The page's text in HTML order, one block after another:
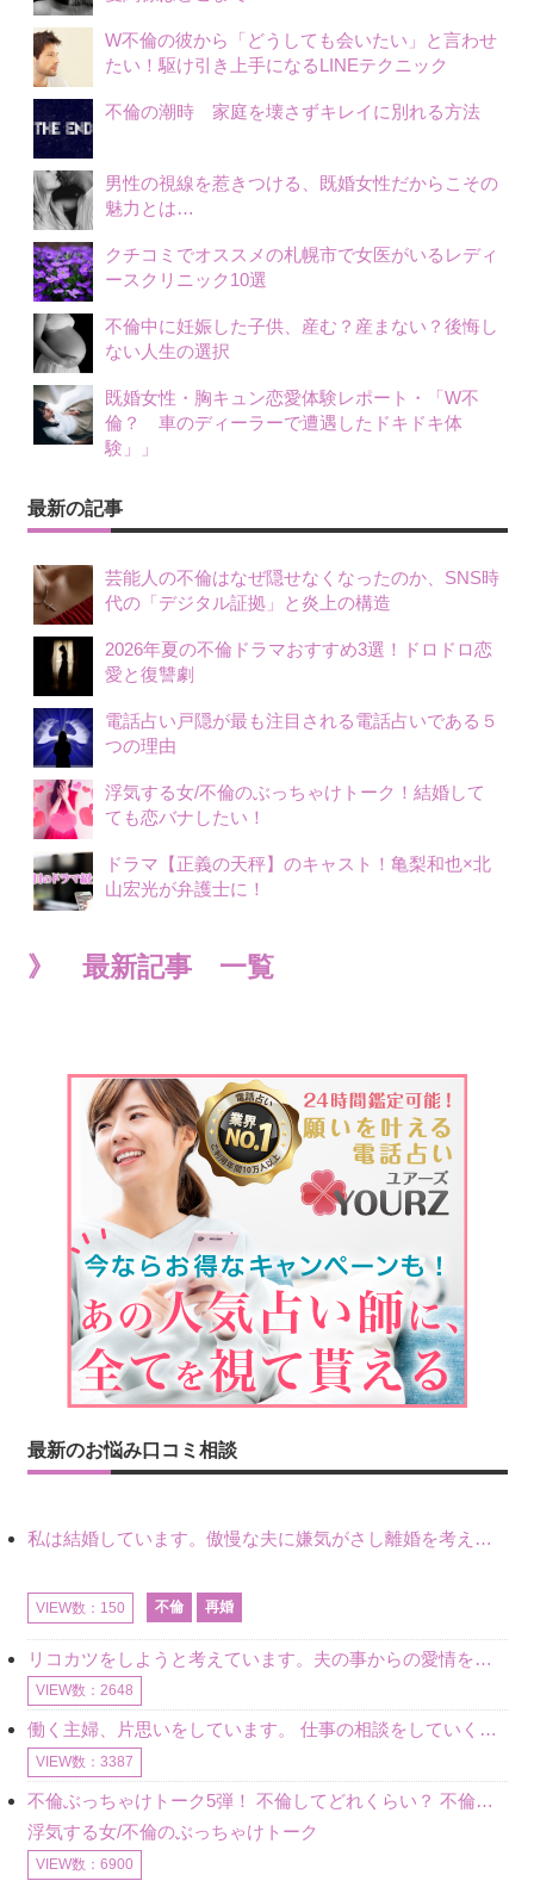
W不倫の彼から「どうしても会いたい」と言わせ
たい！駆け引き上手になるLINEテクニック
不倫の潮時 家庭を壊さずキレイに別れる方法
男性の視線を惹きつける、既婚女性だからこその
魅力とは…
クチコミでオススメの札幌市で女医がいるレディ
ースクリニック10選
不倫中に妊娠した子供、産む？産まない？後悔し
ない人生の選択
既婚女性・胸キュン恋愛体験レポート・「W不
倫？ 車のディーラーで遭遇したドキドキ体
験」」
最新の記事
芸能人の不倫はなぜ隠せなくなったのか、SNS時
代の「デジタル証拠」と炎上の構造
2026年夏の不倫ドラマおすすめ3選！ドロドロ恋
愛と復讐劇
電話占い戸隠が最も注目される電話占いである５
つの理由
浮気する女/不倫のぶっちゃけトーク！結婚して
ても恋バナしたい！
ドラマ【正義の天秤】のキャスト！亀梨和也×北
山宏光が弁護士に！
》 最新記事 一覧
最新のお悩み口コミ相談
私は結婚しています。傲慢な夫に嫌気がさし離婚を考えていたときに、彼と出会いました。彼には恋人がいましたが、話をするうちに、夫とのことを相談するようにな
VIEW数：150 不倫 再婚
リコカツをしようと考えています。夫の事からの愛情を全く感じません。子供がいるので、子供が成長するまではと我慢しています。 まず、お金が必要だと考え、仕事の量も増やしました。ところが、夫は働かず、結局は
VIEW数：2648
働く主婦、片思いをしています。 仕事の相談をしていくうちに、彼のことを好きになりました。私には夫も子供もいます。不倫をしているわけでもなく、もちろん、この気持ちは誰にも話していません。 ラインをする関
VIEW数：3387
不倫ぶっちゃけトーク5弾！ 不倫してどれくらい？ 不倫のあれこれを、なんでもどうぞ♪♪
浮気する女/不倫のぶっちゃけトーク
VIEW数：6900